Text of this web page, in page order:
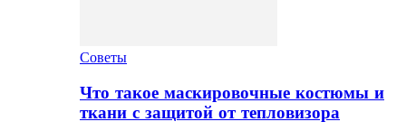
Советы
Что такое маскировочные костюмы и
ткани с защитой от тепловизора